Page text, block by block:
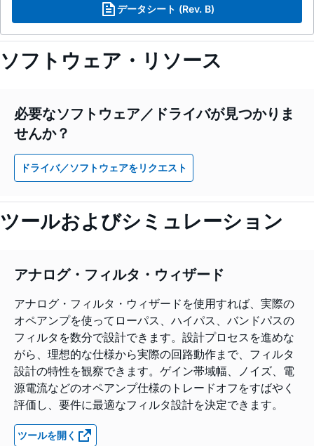
データシート (Rev. B)
ソフトウェア・リソース
必要なソフトウェア／ドライバが見つかりま
せんか？
ドライバ／ソフトウェアをリクエスト
ツールおよびシミュレーション
アナログ・フィルタ・ウィザード
アナログ・フィルタ・ウィザードを使用すれば、実際の
オペアンプを使ってローパス、ハイパス、バンドパスの
フィルタを数分で設計できます。設計プロセスを進めな
がら、理想的な仕様から実際の回路動作まで、フィルタ
設計の特性を観察できます。ゲイン帯域幅、ノイズ、電
源電流などのオペアンプ仕様のトレードオフをすばやく
評価し、要件に最適なフィルタ設計を決定できます。
ツールを開く